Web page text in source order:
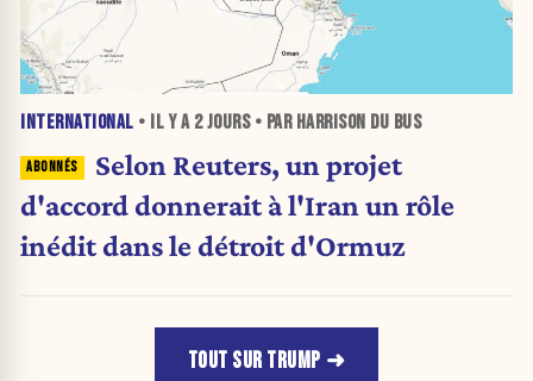
INTERNATIONAL • IL Y A 2 JOURS• PAR HARRISON DU BUS
Selon Reuters, un projet
d'accord donnerait à l'Iran un rôle
inédit dans le détroit d'Ormuz
TOUT SUR TRUMP